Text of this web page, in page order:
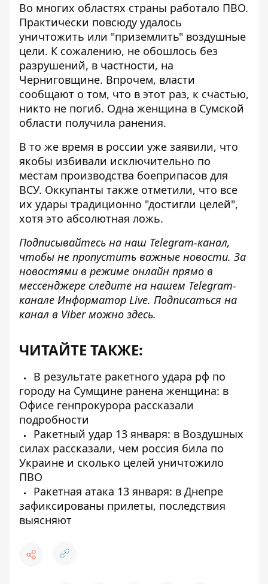
Во многих областях страны работало ПВО.
Практически повсюду удалось
уничтожить или "приземлить" воздушные
цели. К сожалению, не обошлось без
разрушений, в частности, на
Черниговщине. Впрочем, власти
сообщают о том, что в этот раз, к счастью,
никто не погиб. Одна женщина в Сумской
области получила ранения.
В то же время в россии уже заявили, что
якобы избивали исключительно по
местам производства боеприпасов для
ВСУ. Оккупанты также отметили, что все
их удары традиционно "достигли целей",
хотя это абсолютная ложь.
Подписывайтесь на наш Telegram-канал,
чтобы не пропустить важные новости. За
новостями в режиме онлайн прямо в
мессенджере следите на нашем Telegram-
канале Информатор Live. Подписаться на
канал в Viber можно здесь.
ЧИТАЙТЕ ТАКЖЕ:
В результате ракетного удара рф по
городу на Сумщине ранена женщина: в
Офисе генпрокурора рассказали
подробности
Ракетный удар 13 января: в Воздушных
силах рассказали, чем россия била по
Украине и сколько целей уничтожило
ПВО
Ракетная атака 13 января: в Днепре
зафиксированы прилеты, последствия
выясняют